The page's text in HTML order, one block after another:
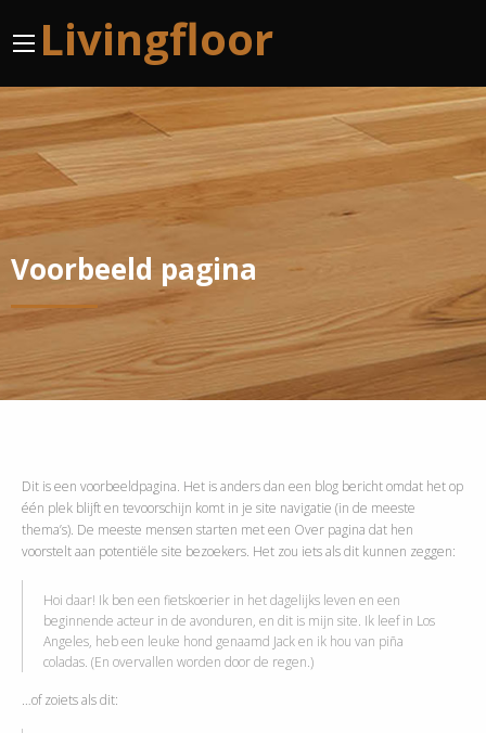
Livingfloor
Voorbeeld pagina
Dit is een voorbeeldpagina. Het is anders dan een blog bericht omdat het op
één plek blijft en tevoorschijn komt in je site navigatie (in de meeste
thema’s). De meeste mensen starten met een Over pagina dat hen
voorstelt aan potentiële site bezoekers. Het zou iets als dit kunnen zeggen:
Hoi daar! Ik ben een fietskoerier in het dagelijks leven en een
beginnende acteur in de avonduren, en dit is mijn site. Ik leef in Los
Angeles, heb een leuke hond genaamd Jack en ik hou van piña
coladas. (En overvallen worden door de regen.)
…of zoiets als dit: